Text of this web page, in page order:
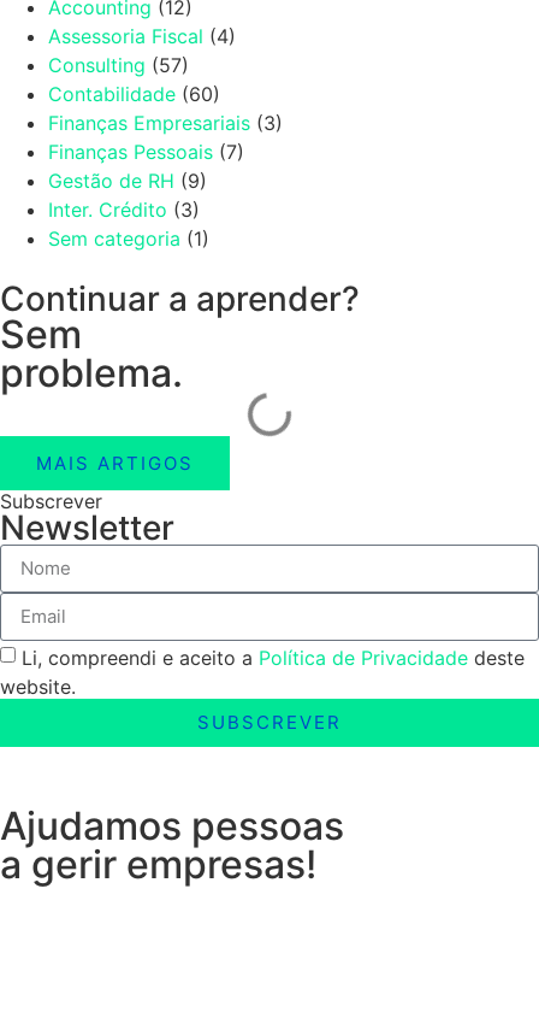
Accounting (12)
Assessoria Fiscal (4)
Consulting (57)
Contabilidade (60)
Finanças Empresariais (3)
Finanças Pessoais (7)
Gestão de RH (9)
Inter. Crédito (3)
Sem categoria (1)
Continuar a aprender?
Sem
problema.
MAIS ARTIGOS
Subscrever
Newsletter
Li, compreendi e aceito a Política de Privacidade deste
website.
SUBSCREVER
Ajudamos pessoas
a gerir empresas!